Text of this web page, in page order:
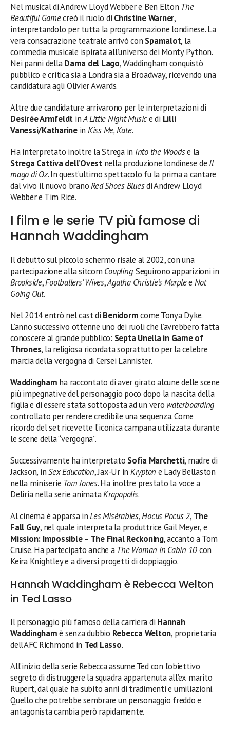
Nel musical di Andrew Lloyd Webber e Ben Elton The
Beautiful Gamecreò il ruolo di Christine Warner,
interpretandolo per tutta la programmazione londinese. La
vera consacrazione teatrale arrivò con Spamalot, la
commedia musicale ispirata all’universo dei Monty Python.
Nei panni dellaDama del Lago, Waddingham conquistò
pubblico e critica sia a Londra sia a Broadway, ricevendo una
candidatura agli Olivier Awards.
Altre due candidature arrivarono per le interpretazioni di
Desirée Armfeldt inA Little Night Musice di Lilli
Vanessi/Katharinein Kiss Me, Kate.
Ha interpretato inoltre la Strega in Into the Woodse la
Strega Cattiva dell’Ovestnella produzione londinese de Il
mago di Oz. In quest’ultimo spettacolo fu la prima a cantare
dal vivo il nuovo branoRed Shoes Bluesdi Andrew Lloyd
Webber e Tim Rice.
I film e le serie TV più famose di
Hannah Waddingham
Il debutto sul piccolo schermo risale al 2002, con una
partecipazione alla sitcom Coupling. Seguirono apparizioni in
Brookside,Footballers’ Wives,Agatha Christie’s Marplee Not
Going Out.
Nel 2014 entrò nel cast di Benidormcome Tonya Dyke.
L’anno successivo ottenne uno dei ruoli che l’avrebbero fatta
conoscere al grande pubblico: Septa Unella in Game of
Thrones, la religiosa ricordata soprattutto per la celebre
marcia della vergogna di Cersei Lannister.
Waddingham ha raccontato di aver girato alcune delle scene
più impegnative del personaggio poco dopo la nascita della
figlia e di essere stata sottoposta ad un vero waterboarding
controllato per rendere credibile una sequenza. Come
ricordo del set ricevette l’iconica campana utilizzata durante
le scene della “vergogna”.
Successivamente ha interpretato Sofia Marchetti, madre di
Jackson, inSex Education, Jax-Ur in Krypton e Lady Bellaston
nella miniserie Tom Jones. Ha inoltre prestato la voce a
Deliria nella serie animataKrapopolis.
Al cinema è apparsa inLes Misérables,Hocus Pocus 2, The
Fall Guy, nel quale interpreta la produttrice Gail Meyer, e
Mission: Impossible – The Final Reckoning, accanto a Tom
Cruise. Ha partecipato anche a The Woman in Cabin 10con
Keira Knightley e a diversi progetti di doppiaggio.
Hannah Waddingham è Rebecca Welton
in Ted Lasso
Il personaggio più famoso della carriera di Hannah
Waddinghamè senza dubbio Rebecca Welton, proprietaria
dell’AFC Richmond in Ted Lasso.
All’inizio della serie Rebecca assume Ted con l’obiettivo
segreto di distruggere la squadra appartenuta all’ex marito
Rupert, dal quale ha subito anni di tradimenti e umiliazioni.
Quello che potrebbe sembrare un personaggio freddo e
antagonista cambia però rapidamente.